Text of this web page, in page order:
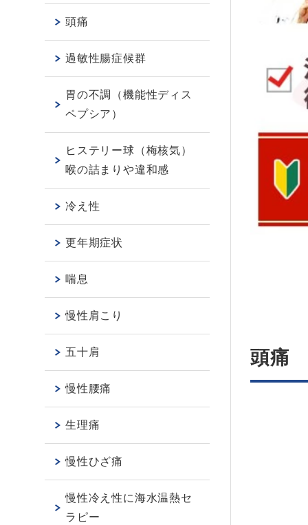
頭痛
頭痛
過敏性腸症候群
胃の不調（機能性ディス
ペプシア）
ヒステリー球（梅核気）
喉の詰まりや違和感
冷え性
更年期症状
喘息
慢性肩こり
五十肩
慢性腰痛
生理痛
慢性ひざ痛
慢性冷え性に海水温熱セ
ラピー